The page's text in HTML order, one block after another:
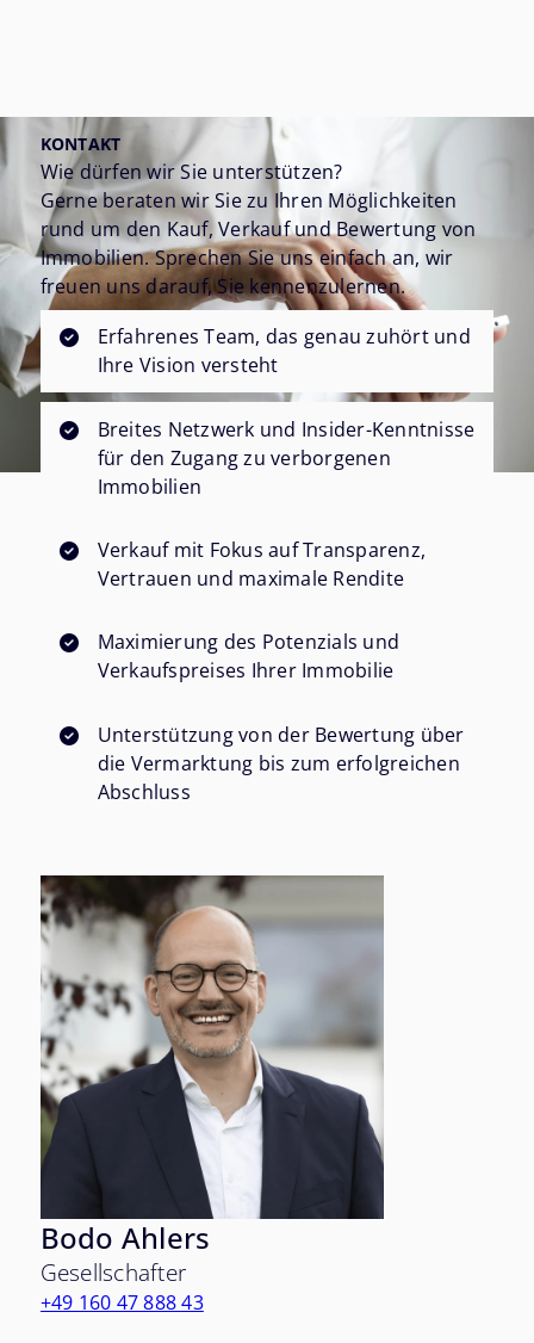
KONTAKT
Wie dürfen wir Sie unterstützen?
Gerne beraten wir Sie zu Ihren Möglichkeiten
rund um den Kauf, Verkauf und Bewertung von
Immobilien. Sprechen Sie uns einfach an, wir
freuen uns darauf, Sie kennenzulernen.
Erfahrenes Team, das genau zuhört und
Ihre Vision versteht
Breites Netzwerk und Insider-Kenntnisse
für den Zugang zu verborgenen
Immobilien
Verkauf mit Fokus auf Transparenz,
Vertrauen und maximale Rendite
Maximierung des Potenzials und
Verkaufspreises Ihrer Immobilie
Unterstützung von der Bewertung über
die Vermarktung bis zum erfolgreichen
Abschluss
Bodo Ahlers
Gesellschafter
+49 160 47 888 43